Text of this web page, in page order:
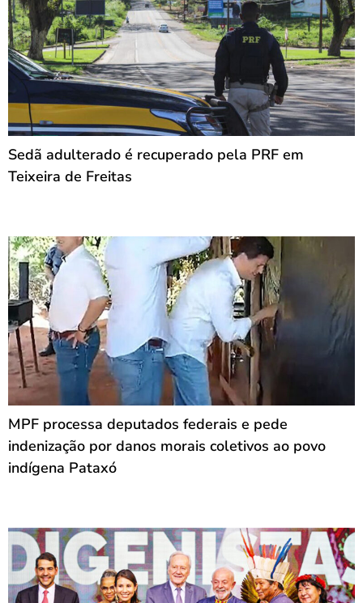
Sedã adulterado é recuperado pela PRF em
Teixeira de Freitas
MPF processa deputados federais e pede
indenização por danos morais coletivos ao povo
indígena Pataxó